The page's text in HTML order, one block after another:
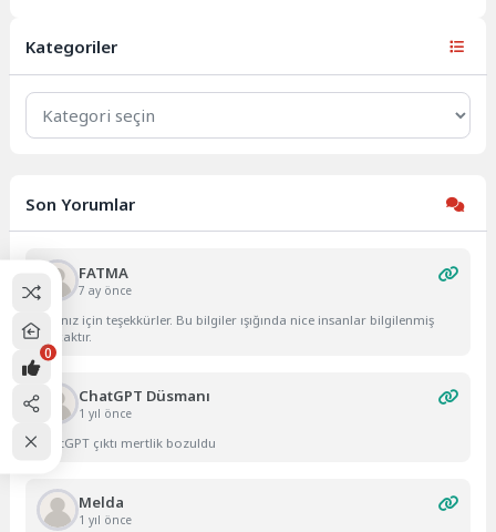
Kategoriler
Kategoriler
Son Yorumlar
FATMA
7 ay önce
Yazınız için teşekkürler. Bu bilgiler ışığında nice insanlar bilgilenmiş
olacaktır.
ChatGPT Düsmanı
1 yıl önce
ChatGPT çıktı mertlik bozuldu
Melda
1 yıl önce
0